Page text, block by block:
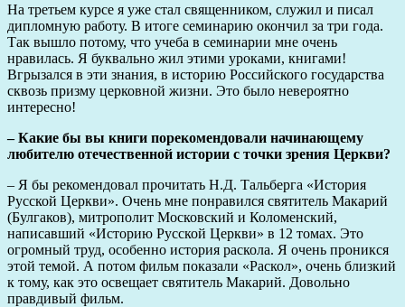
На третьем курсе я уже стал священником, служил и писал
дипломную работу. В итоге семинарию окончил за три года.
Так вышло потому, что учеба в семинарии мне очень
нравилась. Я буквально жил этими уроками, книгами!
Вгрызался в эти знания, в историю Российского государства
сквозь призму церковной жизни. Это было невероятно
интересно!
– Какие бы вы книги порекомендовали начинающему
любителю отечественной истории с точки зрения Церкви?
– Я бы рекомендовал прочитать Н.Д. Тальберга «История
Русской Церкви». Очень мне понравился святитель Макарий
(Булгаков), митрополит Московский и Коломенский,
написавший «Историю Русской Церкви» в 12 томах. Это
огромный труд, особенно история раскола. Я очень проникся
этой темой. А потом фильм показали «Раскол», очень близкий
к тому, как это освещает святитель Макарий. Довольно
правдивый фильм.